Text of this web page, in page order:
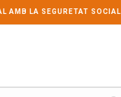
AMB LA SEGURETAT SOCIAL